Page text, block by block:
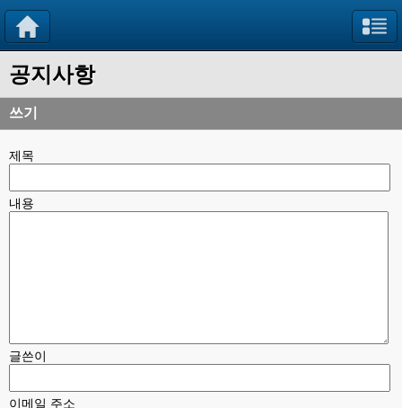
공지사항
쓰기
제목
내용
글쓴이
이메일 주소